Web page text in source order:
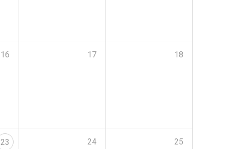
16 17 18
23 24 25